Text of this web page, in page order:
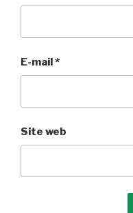
E-mail*
Site web